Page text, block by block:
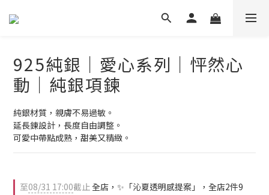
925純銀｜愛心系列｜怦然心
動｜純銀項鍊
純銀材質，親膚不易過敏。
延長鍊設計，長度自由調整。
可愛中帶點成熟，甜美又精緻。
至08/31 17:00截止全店，✨「沁夏透明感提案」，全店2件9